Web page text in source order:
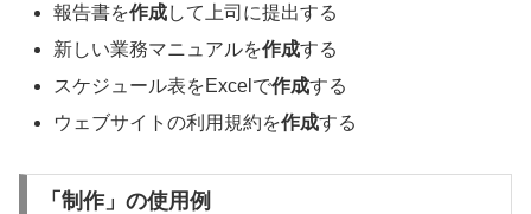
報告書を作成して上司に提出する
新しい業務マニュアルを作成する
スケジュール表をExcelで作成する
ウェブサイトの利用規約を作成する
「制作」の使用例